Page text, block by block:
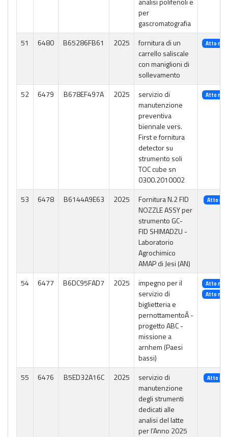
per
gascromatografia
51
6480 B65286FB61 2025
fornitura di un
carrello saliscale
con maniglioni di
sollevamento
Atto n.
52 6479 B678EF497A 2025
servizio di
manutenzione
preventiva
biennale vers.
First e fornitura
detector su
strumento soli
TOC cube sn
0300.2010002
Atto n.
53 6478 B6144A9E63 2025
Fornitura N.2 FID
NOZZLE ASSY per
strumento GC-
FID SHIMADZU -
Laboratorio
Agrochimico
AMAP di Jesi (AN)
Atto n.
54 6477 B6DC95FAD7 2025
impegno per il
servizio di
biglietteria e
pernottamentoÂ -
progetto ABC -
missione a
arnhem (Paesi
bassi)
Atto n.
Atto n.
55 6476 B5ED32A16C 2025
servizio di
manutenzione
degli strumenti
dedicati alle
analisi del latte
per l'Anno 2025
Atto n.